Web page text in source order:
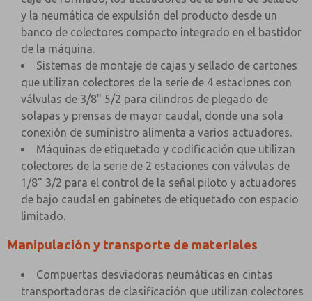
y la neumática de expulsión del producto desde un
banco de colectores compacto integrado en el bastidor
de la máquina.
Sistemas de montaje de cajas y sellado de cartones
que utilizan colectores de la serie de 4 estaciones con
válvulas de 3/8" 5/2 para cilindros de plegado de
solapas y prensas de mayor caudal, donde una sola
conexión de suministro alimenta a varios actuadores.
Máquinas de etiquetado y codificación que utilizan
colectores de la serie de 2 estaciones con válvulas de
1/8" 3/2 para el control de la señal piloto y actuadores
de bajo caudal en gabinetes de etiquetado con espacio
limitado.
Manipulación y transporte de materiales
Compuertas desviadoras neumáticas en cintas
transportadoras de clasificación que utilizan colectores